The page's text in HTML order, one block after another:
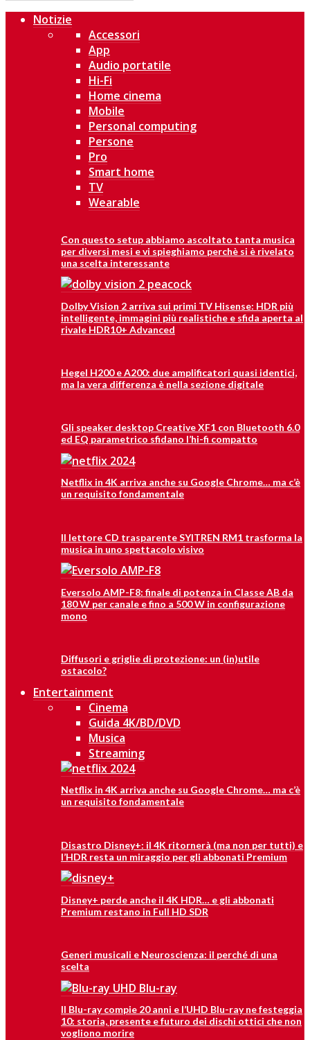
Notizie
Accessori
App
Audio portatile
Hi-Fi
Home cinema
Mobile
Personal computing
Persone
Pro
Smart home
TV
Wearable
Con questo setup abbiamo ascoltato tanta musica
per diversi mesi e vi spieghiamo perchè si è rivelato
una scelta interessante
Dolby Vision 2 arriva sui primi TV Hisense: HDR più
intelligente, immagini più realistiche e sfida aperta al
rivale HDR10+ Advanced
Hegel H200 e A200: due amplificatori quasi identici,
ma la vera differenza è nella sezione digitale
Gli speaker desktop Creative XF1 con Bluetooth 6.0
ed EQ parametrico sfidano l’hi-fi compatto
Netflix in 4K arriva anche su Google Chrome… ma c’è
un requisito fondamentale
Il lettore CD trasparente SYITREN RM1 trasforma la
musica in uno spettacolo visivo
Eversolo AMP-F8: finale di potenza in Classe AB da
180 W per canale e fino a 500 W in configurazione
mono
Diffusori e griglie di protezione: un (in)utile
ostacolo?
Entertainment
Cinema
Guida 4K/BD/DVD
Musica
Streaming
Netflix in 4K arriva anche su Google Chrome… ma c’è
un requisito fondamentale
Disastro Disney+: il 4K ritornerà (ma non per tutti) e
l’HDR resta un miraggio per gli abbonati Premium
Disney+ perde anche il 4K HDR… e gli abbonati
Premium restano in Full HD SDR
Generi musicali e Neuroscienza: il perché di una
scelta
Il Blu-ray compie 20 anni e l’UHD Blu-ray ne festeggia
10: storia, presente e futuro dei dischi ottici che non
vogliono morire